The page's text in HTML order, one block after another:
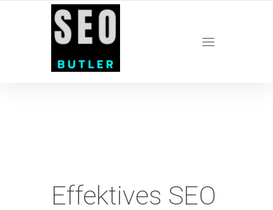
YOUR LOCAL DIGITAL MARKETING AGENCY
Effektives SEO